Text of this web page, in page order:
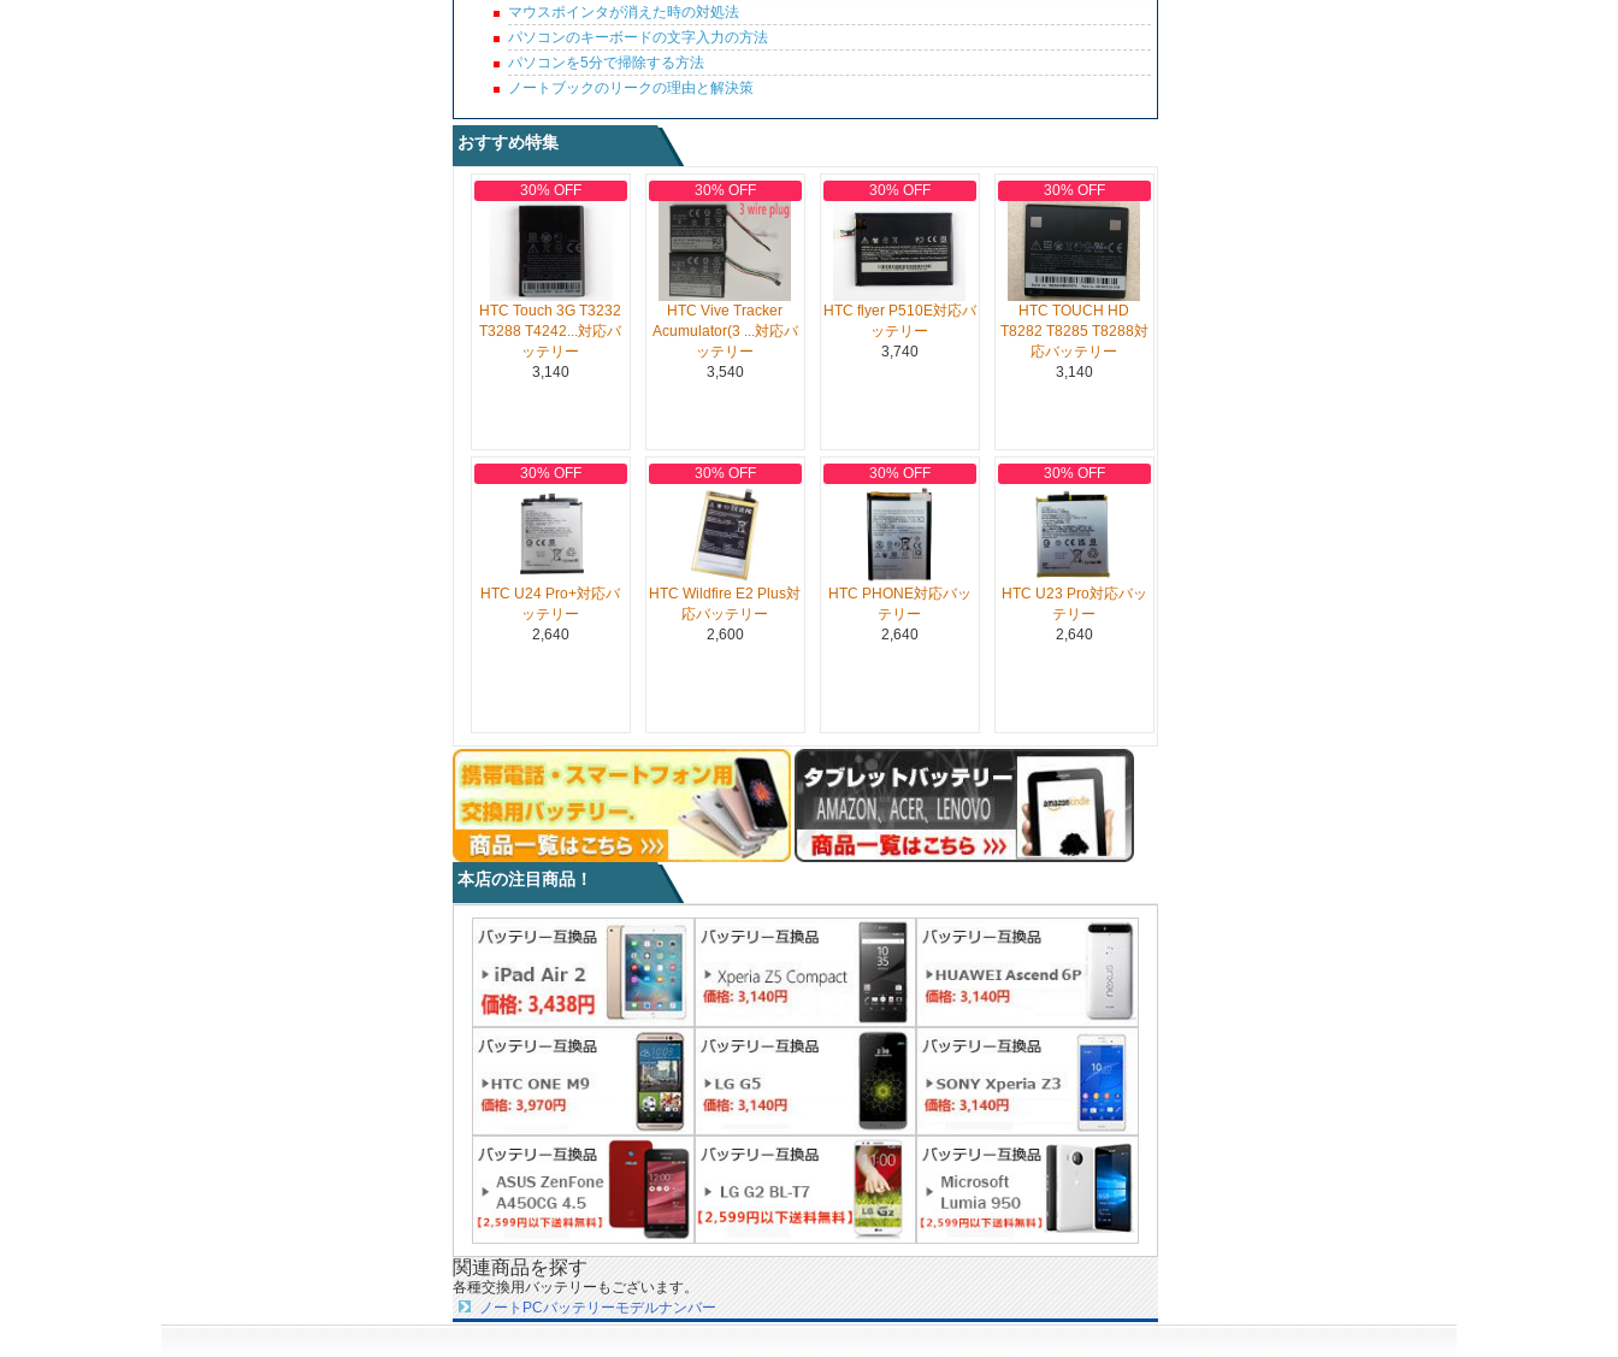
マウスポインタが消えた時の対処法
パソコンのキーボードの文字入力の方法
パソコンを5分で掃除する方法
ノートブックのリークの理由と解決策
おすすめ特集
30% OFF
HTC Touch 3G T3232
T3288 T4242...対応バ
ッテリー
3,140
30% OFF
HTC Vive Tracker
Acumulator(3 ...対応バ
ッテリー
3,540
30% OFF
HTC flyer P510E対応バ
ッテリー
3,740
30% OFF
HTC TOUCH HD
T8282 T8285 T8288対
応バッテリー
3,140
30% OFF
HTC U24 Pro+対応バ
ッテリー
2,640
30% OFF
HTC Wildfire E2 Plus対
応バッテリー
2,600
30% OFF
HTC PHONE対応バッ
テリー
2,640
30% OFF
HTC U23 Pro対応バッ
テリー
2,640
本店の注目商品！
関連商品を探す
各種交換用バッテリーもございます。
ノートPCバッテリーモデルナンバー